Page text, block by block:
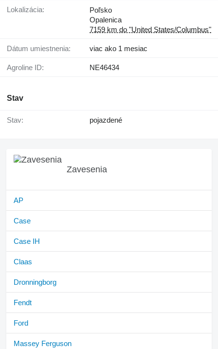
Lokalizácia:
Poľsko
Opalenica
7159 km do "United States/Columbus"
Dátum umiestnenia: viac ako 1 mesiac
Agroline ID: NE46434
Stav
Stav: pojazdené
Zavesenia
AP
Case
Case IH
Claas
Dronningborg
Fendt
Ford
Massey Ferguson